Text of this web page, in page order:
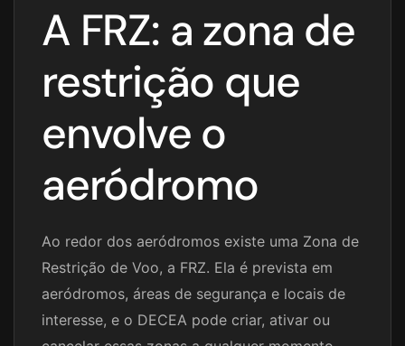
A FRZ: a zona de
restrição que
envolve o
aeródromo
Ao redor dos aeródromos existe uma Zona de
Restrição de Voo, a FRZ. Ela é prevista em
aeródromos, áreas de segurança e locais de
interesse, e o DECEA pode criar, ativar ou